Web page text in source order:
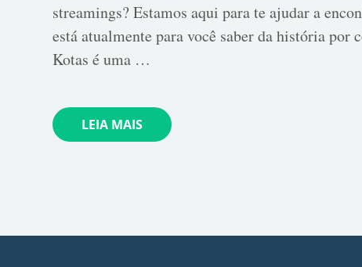
streamings? Estamos aqui para te ajudar a
está atualmente para você saber da história por
Kotas é uma …
LEIA MAIS